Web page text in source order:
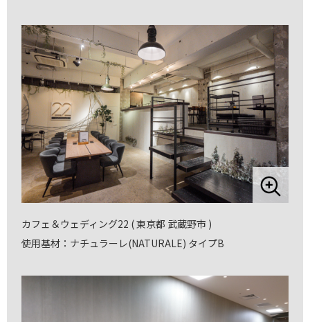
カフェ＆ウェディング22 ( 東京都 武蔵野市 )
使用基材：ナチュラーレ(NATURALE) タイプB